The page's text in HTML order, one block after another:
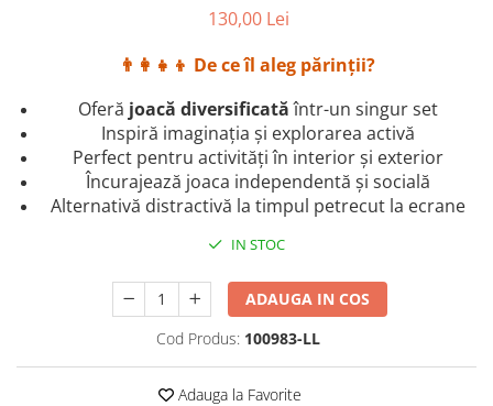
130,00 Lei
👨‍👩‍👧‍👦 De ce îl aleg părinții?
Oferă joacă diversificatăîntr-un singur set
Inspiră imaginația și explorarea activă
Perfect pentru activități în interior și exterior
Încurajează joaca independentă și socială
Alternativă distractivă la timpul petrecut la ecrane
IN STOC
ADAUGA IN COS
Cod Produs: 100983-LL
Adauga la Favorite